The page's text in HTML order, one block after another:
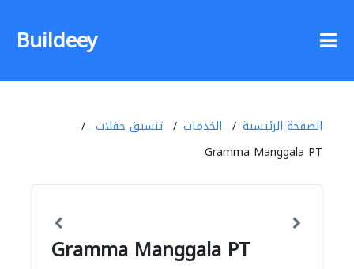
Buildeey
الصفحة الرئيسية الخدمات
تنسيق حفلات
Gramma Manggala PT
Gramma Manggala PT